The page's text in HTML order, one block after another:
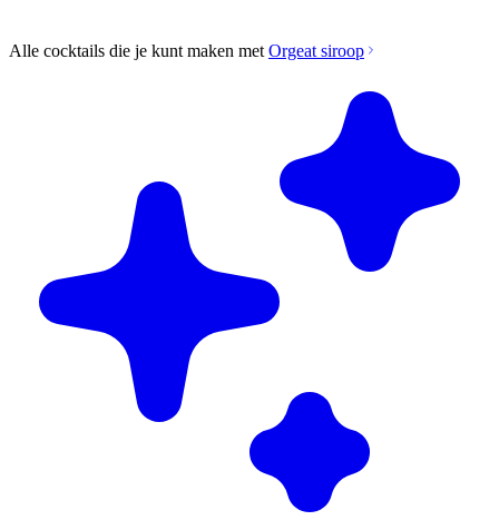
Alle cocktails die je kunt maken met Orgeat siroop